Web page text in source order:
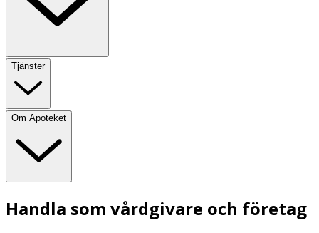
Tjänster
Om Apoteket
Handla som vårdgivare och företag